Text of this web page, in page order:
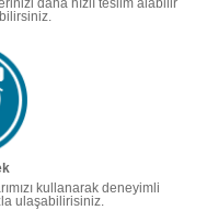
kullanarak deneyimli
ulaşabilirisiniz.